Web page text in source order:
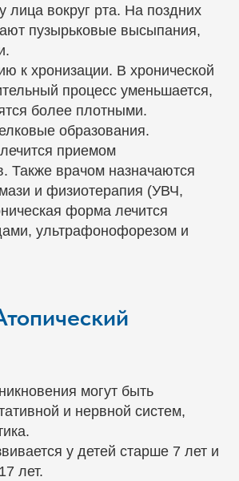
лица вокруг рта. На поздних
пузырьковые высыпания,
к хронизации. В хронической
процесс уменьшается,
более плотными.
образования.
приемом
Также врачом назначаются
и физиотерапия (УВЧ,
форма лечится
ультрафонофорезом и
могут быть
и нервной систем,
у детей старше 7 лет и
лет.